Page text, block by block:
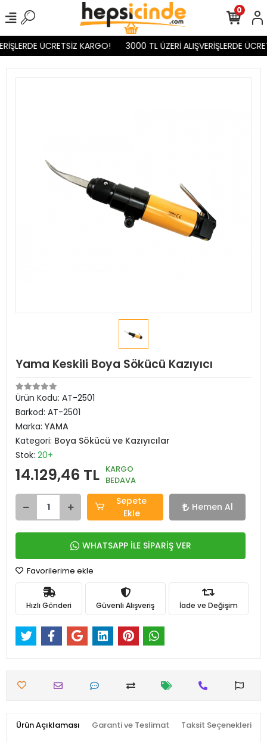
ÜCRETSİZ KARGO! 3000 TL ÜZERİ ALIŞVERİŞLERDE
0
Yama Keskili Boya Sökücü Kazıyıcı
Ürün Kodu: AT-2501
Barkod: AT-2501
Marka: YAMA
Kategori: Boya Sökücü ve Kazıyıcılar
Stok: 20+
14.129,46 TL KARGO
BEDAVA
Sepete
Ekle
Hemen Al
WHATSAPP İLE SİPARİŞ VER
Favorilerime ekle
Hızlı Gönderi Güvenli Alışveriş İade ve Değişim
Ürün Açıklaması Garanti ve Teslimat Taksit Seçenekleri